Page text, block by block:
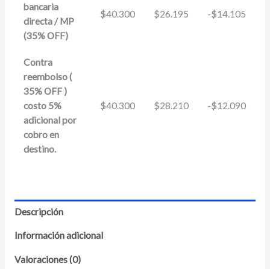
bancaria
directa / MP
(35% OFF)
$40.300 $26.195 -$14.105
Contra
reembolso (
35% OFF )
costo 5%
adicional por
cobro en
destino.
$40.300 $28.210 -$12.090
Descripción
Información adicional
Valoraciones (0)